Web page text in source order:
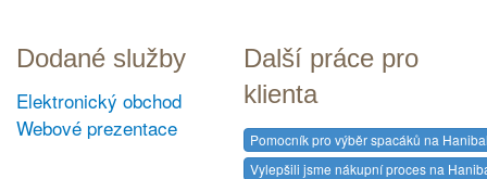
Dodané služby
Elektronický obchod
Webové prezentace
Další práce pro
klienta
Pomocník pro výběr spacáků na
Vylepšili jsme nákupní proces na